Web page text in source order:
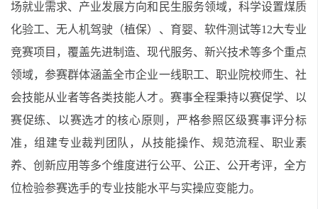
场就业需求、产业发展方向和民生服务领域，科学设置煤质
化验工、无人机驾驶（植保）、育婴、软件测试等12大专业
竞赛项目，覆盖先进制造、现代服务、新兴技术等多个重点
领域，参赛群体涵盖全市企业一线职工、职业院校师生、社
会技能从业者等各类技能人才。赛事全程秉持以赛促学、以
赛促练、以赛选才的核心原则，严格参照区级赛事评分标
准，组建专业裁判团队，从技能操作、规范流程、职业素
养、创新应用等多个维度进行公平、公正、公开考评，全方
位检验参赛选手的专业技能水平与实操应变能力。